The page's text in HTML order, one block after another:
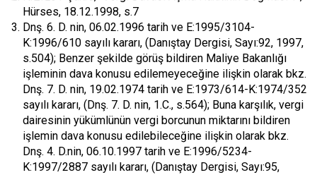
Hürses, 18.12.1998, s.7
Dnş. 6. D. nin, 06.02.1996 tarih ve E:1995/3104-
K:1996/610 sayılı kararı, (Danıştay Dergisi, Sayı:92, 1997,
s.504); Benzer şekilde görüş bildiren Maliye Bakanlığı
işleminin dava konusu edilemeyeceğine ilişkin olarak bkz.
Dnş. 7. D. nin, 19.02.1974 tarih ve E:1973/614-K:1974/352
sayılı kararı, (Dnş. 7. D. nin, 1.C., s.564); Buna karşılık, vergi
dairesinin yükümlünün vergi borcunun miktarını bildiren
işlemin dava konusu edilebileceğine ilişkin olarak bkz.
Dnş. 4. D.nin, 06.10.1997 tarih ve E:1996/5234-
K:1997/2887 sayılı kararı, (Danıştay Dergisi, Sayı:95,